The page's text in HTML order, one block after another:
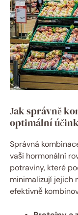
Jak správně
optimální
Správná
vaši hormonální
potraviny, které
minimalizují jejich
efektivně